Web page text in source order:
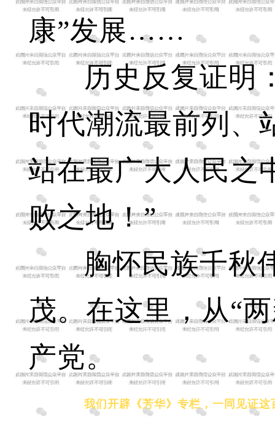
康”发展……
历史反复证明
时代潮流最前列、
站在最广大人民之
败之地！”
胸怀民族千秋
茂。在这里，从“
产党。
我们开辟《芳华》专栏，一同见证